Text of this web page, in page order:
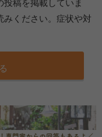
稿を掲載していま
みください。症状や対